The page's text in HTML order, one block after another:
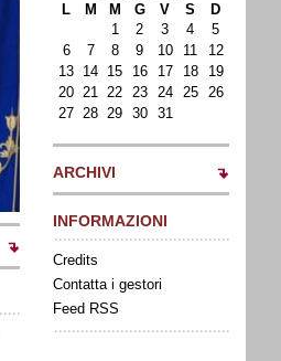
L
M M G V S
D
1
2 3 4
5
6
7 8 9 10 11
12
13 14 15 16 17 18
19
20 21 22 23 24 25
26
27 28 29 30 31
ARCHIVI
INFORMAZIONI
Credits
Contatta i gestori
Feed RSS